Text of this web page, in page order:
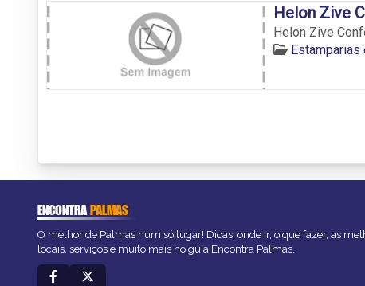
Helon Zive
Helon Zive
Estamparias
ENCONTRAPALMAS
O melhor de Palmas num só lugar! Dicas, onde ir, o que fazer, as
locais, serviços e muito mais no guia Encontra Palmas.